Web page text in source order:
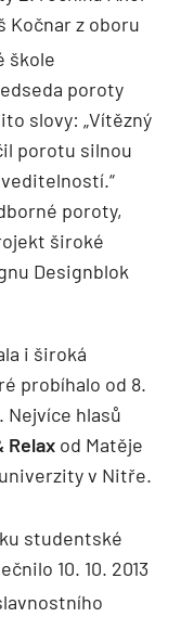
Kočnar z oboru
škole
poroty
slovy: „Vítězný
porotu silnou
poroty,
široké
Designblok
i široká
probíhalo od 8.
. Nejvíce hlasů
Relax od Matěje
v Nitře.
studentské
10. 10. 2013